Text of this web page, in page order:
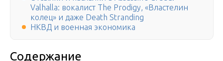
Valhalla: вокалист The Prodigy, «Властелин
колец» и даже Death Stranding
НКВД и военная экономика
Содержание